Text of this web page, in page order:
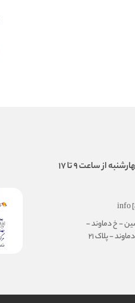
از ساعت 9 تا 17
info
- خ دماوند -
- پلاک 21